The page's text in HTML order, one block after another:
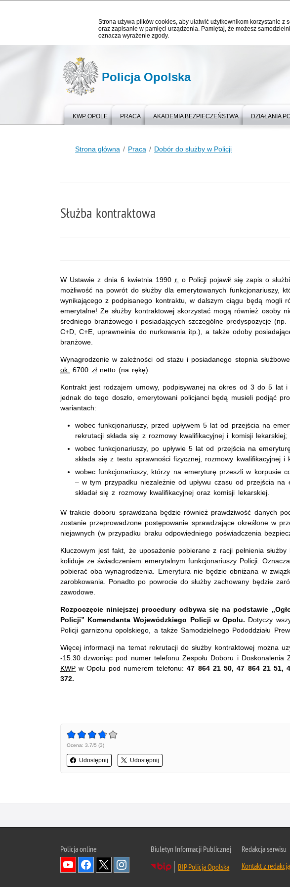
Strona używa plików cookies, aby ułatwić użytkownikom korzystanie
oraz zapisanie w pamięci urządzenia. Pamiętaj, że możesz
oznacza wyrażenie zgody.
Policja Opolska
KWP OPOLE PRACA AKADEMIA BEZPIECZEŃSTWA DZIAŁANIA
Strona główna Praca Dobór do służby w Policji
Służba kontraktowa
W Ustawie z dnia 6 kwietnia 1990 r. o Policji pojawił się zapis o
możliwość na powrót do służby dla emerytowanych funkcjonariuszy,
wynikającego z podpisanego kontraktu, w dalszym ciągu będą mogli
emerytalne! Ze służby kontraktowej skorzystać mogą również osoby
średniego branżowego i posiadających szczególne predyspozycje
C+D, C+E, uprawneinia do nurkowania itp.), a także odoby
branżowe.
Wynagrodzenie w zależności od stażu i posiadanego stopnia
ok.
6700 złnetto (na rękę).
Kontrakt jest rodzajem umowy, podpisywanej na okres od 3 do 5 lat
jednak do tego doszło, emerytowani policjanci będą musieli podjąć
wariantach:
wobec funkcjonariuszy, przed upływem 5 lat od przejścia na
rekrutacji składa się z rozmowy kwalifikacyjnej i komisji lekarskiej;
wobec funkcjonariuszy, po upływie 5 lat od przejścia na
składa się z testu sprawności fizycznej, rozmowy kwalifikacyjnej i
wobec funkcjonariuszy, którzy na emeryturę przeszli w korpusie
– w tym przypadku niezależnie od upływu czasu od przejścia na
składał się z rozmowy kwalifikacyjnej oraz komisji lekarskiej.
W trakcie doboru sprawdzana będzie również prawdziwość danych
zostanie przeprowadzone postępowanie sprawdzające określone w
niejawnych (w przypadku braku odpowiedniego poświadczenia
Kluczowym jest fakt, że uposażenie pobierane z racji pełnienia
koliduje ze świadczeniem emerytalnym funkcjonariuszy Policji.
pobierać oba wynagrodzenia. Emerytura nie będzie obniżana w
zarobkowania. Ponadto po powrocie do służby zachowany będzie
zawodowe.
Rozpoczęcie niniejszej procedury odbywa się na podstawie
Policji” Komendanta Wojewódzkiego Policji w Opolu. Dotyczy
Policji garnizonu opolskiego, a także Samodzielnego Pododdziału
Więcej informacji na temat rekrutacji do służby kontraktowej można
-15.30 dzwoniąc pod numer telefonu Zespołu Doboru i Doskonalenia
KWP w Opolu pod numerem telefonu:47 864 21 50, 47 864 21 51,
372.
Ocena: 3.7/5 (3)
Udostępnij Udostępnij
Policja online
Biuletyn Informacji Publicznej
BIP Policja Opolska
Redakcja serwisu
Kontakt z redakcją